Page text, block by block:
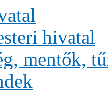
hivatal
mentők,